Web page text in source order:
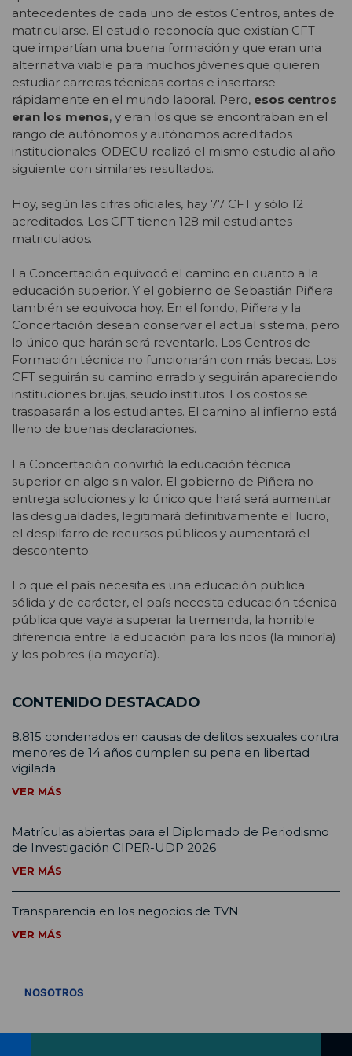
antecedentes de cada uno de estos Centros, antes de
matricularse. El estudio reconocía que existían CFT
que impartían una buena formación y que eran una
alternativa viable para muchos jóvenes que quieren
estudiar carreras técnicas cortas e insertarse
rápidamente en el mundo laboral. Pero, esos centros
eran los menos, y eran los que se encontraban en el
rango de autónomos y autónomos acreditados
institucionales. ODECU realizó el mismo estudio al año
siguiente con similares resultados.
Hoy, según las cifras oficiales, hay 77 CFT y sólo 12
acreditados. Los CFT tienen 128 mil estudiantes
matriculados.
La Concertación equivocó el camino en cuanto a la
educación superior. Y el gobierno de Sebastián Piñera
también se equivoca hoy. En el fondo, Piñera y la
Concertación desean conservar el actual sistema, pero
lo único que harán será reventarlo. Los Centros de
Formación técnica no funcionarán con más becas. Los
CFT seguirán su camino errado y seguirán apareciendo
instituciones brujas, seudo institutos. Los costos se
traspasarán a los estudiantes. El camino al infierno está
lleno de buenas declaraciones.
La Concertación convirtió la educación técnica
superior en algo sin valor. El gobierno de Piñera no
entrega soluciones y lo único que hará será aumentar
las desigualdades, legitimará definitivamente el lucro,
el despilfarro de recursos públicos y aumentará el
descontento.
Lo que el país necesita es una educación pública
sólida y de carácter, el país necesita educación técnica
pública que vaya a superar la tremenda, la horrible
diferencia entre la educación para los ricos (la minoría)
y los pobres (la mayoría).
CONTENIDO DESTACADO
8.815 condenados en causas de delitos sexuales contra
menores de 14 años cumplen su pena en libertad
vigilada
VER MÁS
Matrículas abiertas para el Diplomado de Periodismo
de Investigación CIPER-UDP 2026
VER MÁS
Transparencia en los negocios de TVN
VER MÁS
NOSOTROS